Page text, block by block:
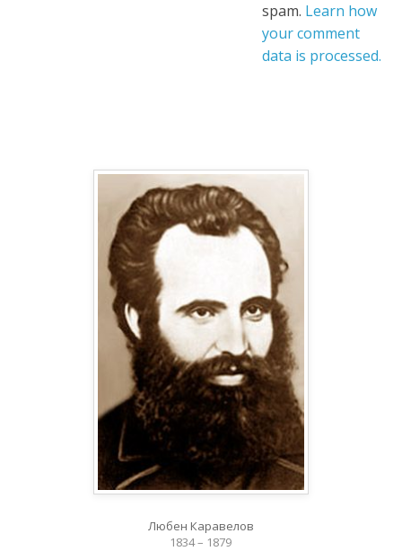
spam. Learn how
your comment
data is processed.
Любен Каравелов
1834 – 1879